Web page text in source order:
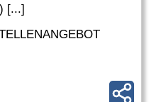
[...]